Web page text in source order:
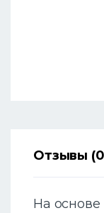
Отзывы
На основе